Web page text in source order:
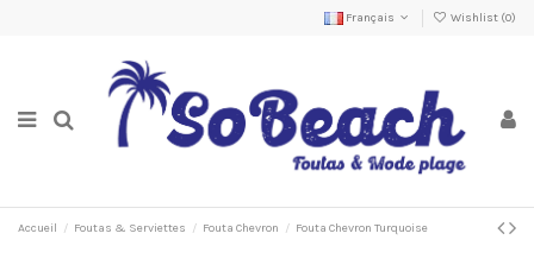
Français Wishlist (0)
Accueil Foutas & Serviettes Fouta Chevron Fouta Chevron Turquoise